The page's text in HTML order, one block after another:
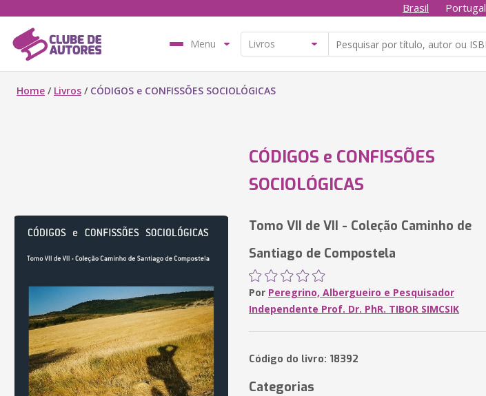
Brasil Portugal
Menu
Home / Livros / CÓDIGOS e CONFISSÕES SOCIOLÓGICAS
CÓDIGOS e CONFISSÕES
SOCIOLÓGICAS
Tomo VII de VII - Coleção Caminho de
Santiago de Compostela
Por Peregrino, Albergueiro e Pesquisador
Independente Prof. Dr. PhR. TIBOR SIMCSIK
Código do livro: 18392
Categorias